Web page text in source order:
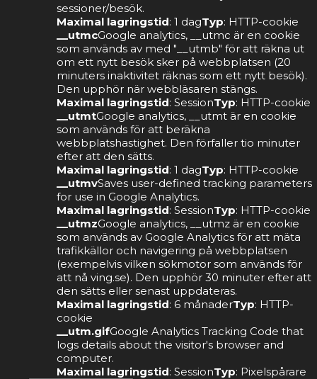
sessioner/besök.
Maximal lagringstid: 1 dagTyp: HTTP-cookie
__utmcGoogle analytics, __utmc är en cookie
som används av med "__utmb" för att räkna ut
om ett nytt besök sker på webbplatsen (20
minuters inaktivitet räknas som ett nytt besök).
Den upphör när webbläsaren stängs.
Maximal lagringstid: SessionTyp: HTTP-cookie
__utmtGoogle analytics, __utmt är en cookie
som används för att beräkna
webbplatshastighet. Den förfaller tio minuter
efter att den sätts.
Maximal lagringstid: 1 dagTyp: HTTP-cookie
__utmvSaves user-defined tracking parameters
for use in Google Analytics.
Maximal lagringstid: SessionTyp: HTTP-cookie
__utmzGoogle analytics, __utmz är en cookie
som används av Google Analytics för att mäta
trafikkällor och navigering på webbplatsen
(exempelvis vilken sökmotor som används för
att nå ving.se). Den upphör 30 minuter efter att
den sätts eller senast uppdateras.
Maximal lagringstid: 6 månaderTyp: HTTP-
cookie
__utm.gifGoogle Analytics Tracking Code that
logs details about the visitor's browser and
computer.
Maximal lagringstid: SessionTyp: Pixelspårare